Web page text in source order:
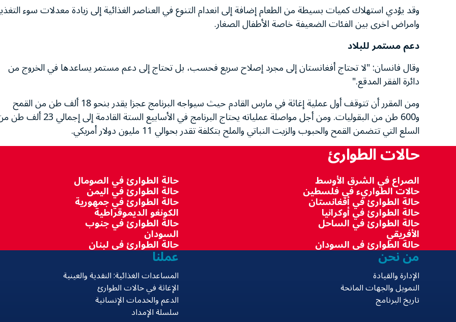
وقد يؤدي استهلاك كميات بسيطة من الطعام إضافة إلى انعدام التنوع في العناصر الغذائية إلى زيادة معدلات سوء
وامراض اخرى بين الفئات الضعيفة خاصة الأطفال الصغار.
دعم مستمر للبلاد
وقال فانسان: "لا تحتاج أفغانستان إلى مجرد إصلاح سريع فحسب، بل تحتاج إلى دعم مستمر يساعدها في الخروج من
دائرة الفقر المدقع."
ومن المقرر أن تتوقف أول عملية إغاثة في مارس القادم حيث سيواجه البرنامج عجزا يقدر بنحو 18 ألف طن من القمح
و600 طن من البقوليات. ومن أجل مواصلة عملياته يحتاج البرنامج في الأسابيع الستة القادمة إلى
السلع التي تتضمن القمح والحبوب والزيت النباتي والملح بتكلفة تقدر بحوالي 11 مليون دولار أمريكي.
حالات الطوارئ
الصراع في الشرق الأوسط
حالات الطواريء في فلسطين
حالة الطوارئ في أفغانستان
حالة الطوارئ في أوكرانيا
حالة الطوارئ في الساحل
الأفريقي
حالة الطوارئ في السودان
حالة الطوارئ في الصومال
حالة الطوارئ في اليمن
حالة الطوارئ في جمهورية
الكونغو الديموقراطية
حالة الطوارئ في جنوب
السودان
حالة الطوارئ في لبنان من نحن
الإدارة والقيادة
التمويل والجهات المانحة
تاريخ البرنامج
عملنا
المساعدات الغذائية: النقدية والعينية
الإغاثة في حالات الطوارئ
الدعم والخدمات الإنسانية
سلسلة الإمداد